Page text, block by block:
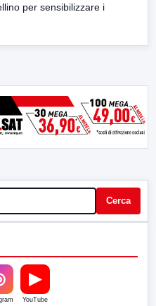
per sensibilizzare i
Cerca
▶
YouTube